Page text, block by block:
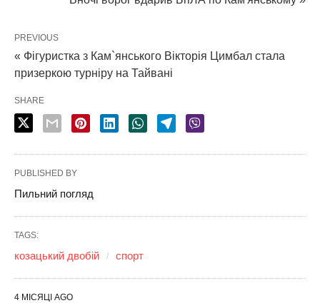
PREVIOUS
« Фігуристка з Кам`янського Вікторія Цимбал стала
призеркою турніру на Тайвані
SHARE
PUBLISHED BY
Пильний погляд
TAGS:
козацький двобій спорт
4 МІСЯЦІ AGO